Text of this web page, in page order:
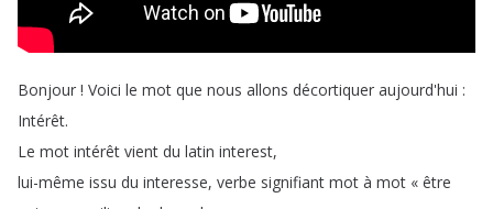
Bonjour ! Voici le mot que nous allons décortiquer aujourd'hui :
Intérêt.
Le mot intérêt vient du latin interest,
lui-même issu du interesse, verbe signifiant mot à mot « être